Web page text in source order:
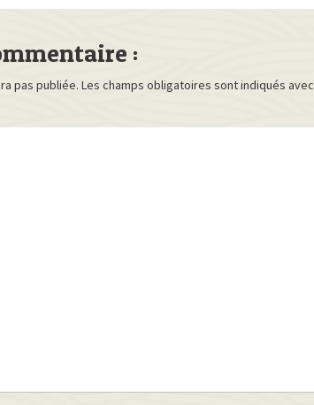
:
pas publiée. Les champs obligatoires sont indiqués avec